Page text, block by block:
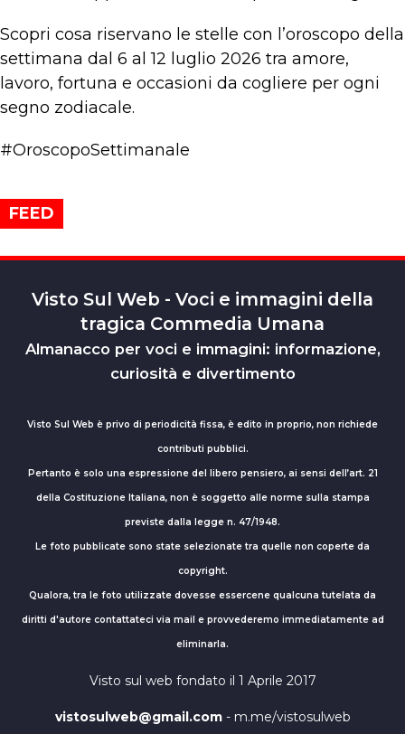
Scopri cosa riservano le stelle con l’oroscopo della
settimana dal 6 al 12 luglio 2026 tra amore,
lavoro, fortuna e occasioni da cogliere per ogni
segno zodiacale.
#OroscopoSettimanale
FEED
Visto Sul Web - Voci e immagini della
tragica Commedia Umana
Almanacco per voci e immagini: informazione,
curiosità e divertimento
Visto Sul Web è privo di periodicità fissa, è edito in proprio, non richiede
contributi pubblici.
Pertanto è solo una espressione del libero pensiero, ai sensi dell’art. 21
della Costituzione Italiana, non è soggetto alle norme sulla stampa
previste dalla legge n. 47/1948.
Le foto pubblicate sono state selezionate tra quelle non coperte da
copyright.
Qualora, tra le foto utilizzate dovesse essercene qualcuna tutelata da
diritti d'autore contattateci via mail e provvederemo immediatamente ad
eliminarla.
Visto sul web fondato il 1 Aprile 2017
vistosulweb@gmail.com- m.me/vistosulweb